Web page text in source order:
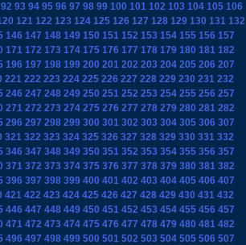
92 93 94 95 96 97 98 99 100 101 102 103 104 105 106
121 122 123 124 125 126 127 128 129 130 131 132
146 147 148 149 150 151 152 153 154 155 156 157
171 172 173 174 175 176 177 178 179 180 181 182
196 197 198 199 200 201 202 203 204 205 206 207
221 222 223 224 225 226 227 228 229 230 231 232
246 247 248 249 250 251 252 253 254 255 256 257
271 272 273 274 275 276 277 278 279 280 281 282
296 297 298 299 300 301 302 303 304 305 306 307
321 322 323 324 325 326 327 328 329 330 331 332
346 347 348 349 350 351 352 353 354 355 356 357
371 372 373 374 375 376 377 378 379 380 381 382
396 397 398 399 400 401 402 403 404 405 406 407
421 422 423 424 425 426 427 428 429 430 431 432
446 447 448 449 450 451 452 453 454 455 456 457
471 472 473 474 475 476 477 478 479 480 481 482
496 497 498 499 500 501 502 503 504 505 506 507